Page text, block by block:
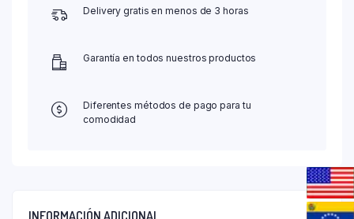
Delivery gratis en menos de 3 horas
Garantía en todos nuestros productos
Diferentes métodos de pago para tu
comodidad
INFORMACIÓN ADICIONAL